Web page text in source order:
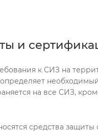
и
к СИЗ на
на все СИЗ,
средства